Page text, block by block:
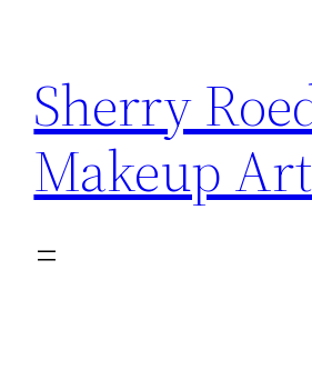
content
Sherry
Makeup